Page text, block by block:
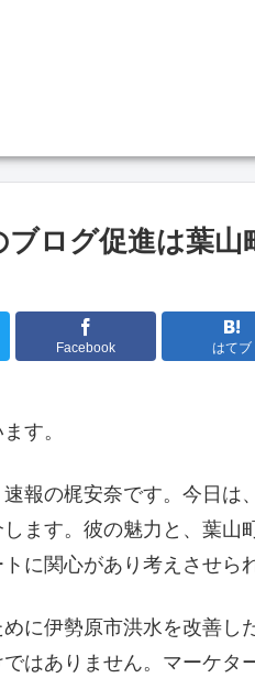
ブログ促進は葉
Facebook はてブ
す。
速報の梶安奈です。今日
ます。彼の魅力と、葉山
に関心があり考えさせら
に伊勢原市洪水を改善し
はありません。マーケ